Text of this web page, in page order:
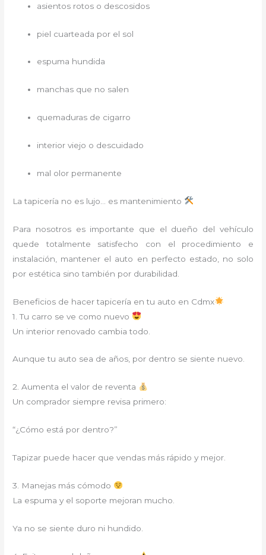
asientos rotos o descosidos
piel cuarteada por el sol
espuma hundida
manchas que no salen
quemaduras de cigarro
interior viejo o descuidado
mal olor permanente
La tapicería no es lujo… es mantenimiento
Para nosotros es importante que el dueño del vehículo
quede totalmente satisfecho con el procedimiento e
instalación, mantener el auto en perfecto estado, no solo
por estética sino también por durabilidad.
Beneficios de hacer tapicería en tu auto en Cdmx
1. Tu carro se ve como nuevo
Un interior renovado cambia todo.
Aunque tu auto sea de años, por dentro se siente nuevo.
2. Aumenta el valor de reventa
Un comprador siempre revisa primero:
“¿Cómo está por dentro?”
Tapizar puede hacer que vendas más rápido y mejor.
3. Manejas más cómodo
La espuma y el soporte mejoran mucho.
Ya no se siente duro ni hundido.